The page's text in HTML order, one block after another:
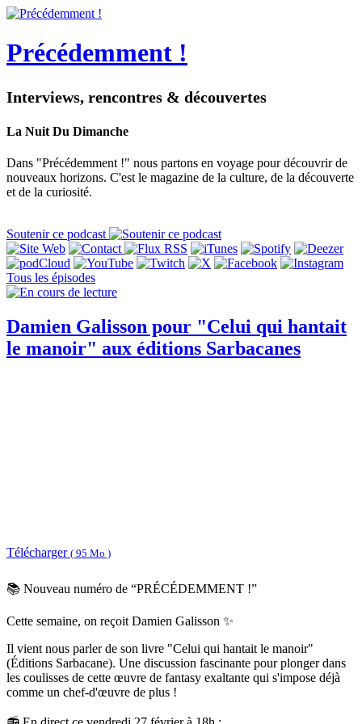
Précédemment !
Interviews, rencontres & découvertes
La Nuit Du Dimanche
Dans "Précédemment !" nous partons en voyage pour découvrir de
nouveaux horizons. C'est le magazine de la culture, de la découverte
et de la curiosité.
Soutenir ce podcast
Tous les épisodes
Damien Galisson pour "Celui qui hantait
le manoir" aux éditions Sarbacanes
Télécharger ( 95 Mo )
📚 Nouveau numéro de “PRÉCÉDEMMENT !”
Cette semaine, on reçoit Damien Galisson ✨
Il vient nous parler de son livre "Celui qui hantait le manoir"
(Éditions Sarbacane). Une discussion fascinante pour plonger dans
les coulisses de cette œuvre de fantasy exaltante qui s'impose déjà
comme un chef-d'œuvre de plus !